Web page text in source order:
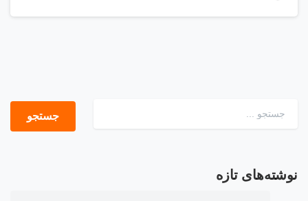
جستجو برای:
نوشته‌های تازه